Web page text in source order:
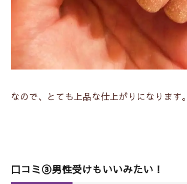
なので、とても上品な仕上がりになります。
口コミ③男性受けもいいみたい！